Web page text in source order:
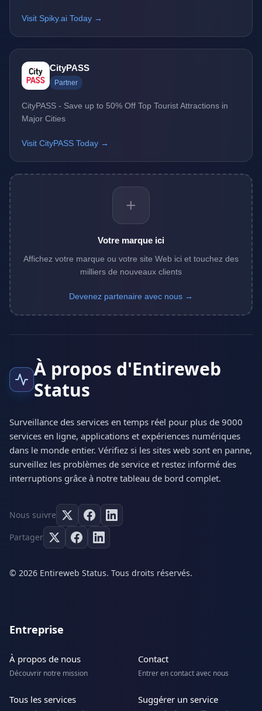
Visit Spiky.ai Today →
CityPASS
Partner
CityPASS - Save up to 50% Off Top Tourist Attractions in
Major Cities
Visit CityPASS Today →
+
Votre marque ici
Affichez votre marque ou votre site Web ici et touchez des
milliers de nouveaux clients
Devenez partenaire avec nous →
À propos d'Entireweb
Status
Surveillance des services en temps réel pour plus de 9000
services en ligne, applications et expériences numériques
dans le monde entier. Vérifiez si les sites web sont en panne,
surveillez les problèmes de service et restez informé des
interruptions grâce à notre tableau de bord complet.
Nous suivre
Partager
© 2026 Entireweb Status. Tous droits réservés.
Entreprise
À propos de nous
Découvrir notre mission
Contact
Entrer en contact avec nous
Tous les services Suggérer un service